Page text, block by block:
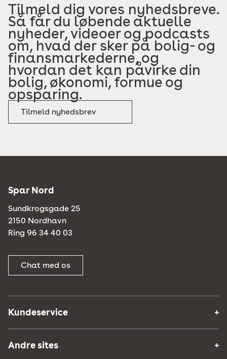
Tilmeld dig vores nyhedsbreve.
Så får du løbende aktuelle
nyheder, videoer og podcasts
om, hvad der sker på bolig- og
finansmarkederne, og
hvordan det kan påvirke din
bolig, økonomi, formue og
opsparing.
Tilmeld nyhedsbrev
Spar Nord
Sundkrogsgade 25
2150 Nordhavn
Ring 96 34 40 03
Chat med os
Kundeservice
Andre sites